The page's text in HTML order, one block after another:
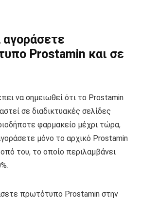
Prostamin και σε
να σημειωθεί ότι το Prostamin
σε διαδικτυακές σελίδες
φαρμακείο μέχρι τώρα,
μόνο το αρχικό Prostamin
του, το οποίο περιλαμβάνει
πρωτότυπο Prostamin στην